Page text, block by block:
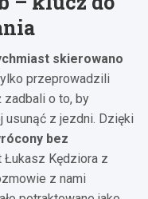
skierowano
przeprowadzili
zadbali o to, by
usunąć z jezdni. Dzięki
bez
Łukasz Kędziora z
z nami